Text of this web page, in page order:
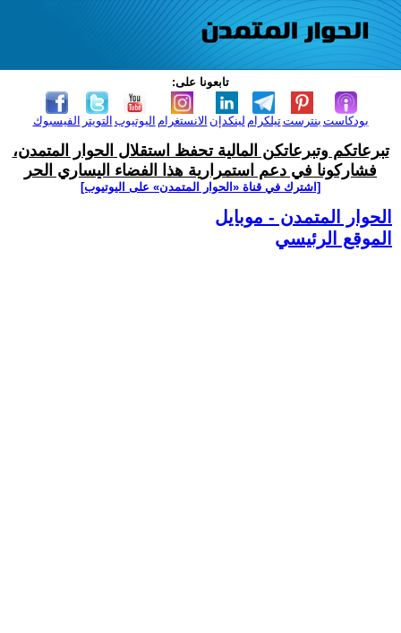
تابعونا على:
الفيسبوك التويتر اليوتيوب الانستغرام لينكدإن تيلكرامبنترست بودكاست
تبرعاتكم وتبرعاتكن المالية تحفظ استقلال الحوار المتمدن،
فشاركونا في دعم استمرارية هذا الفضاء اليساري الحر
[اشترك في قناة ‫«الحوار المتمدن» على اليوتيوب]
الحوار المتمدن - موبايل
الموقع الرئيسي